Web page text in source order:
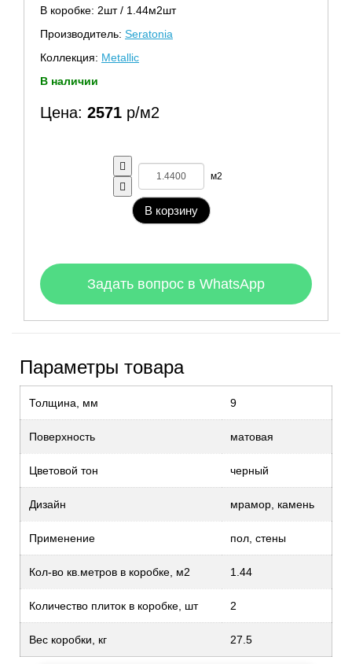
В коробке: 2шт / 1.44м2шт
Производитель: Seratonia
Коллекция: Metallic
В наличии
Цена: 2571 р/м2
м2
В корзину
Задать вопрос в WhatsApp
Параметры товара
Толщина, мм 9
Поверхность матовая
Цветовой тон черный
Дизайн мрамор, камень
Применение пол, стены
Кол-во кв.метров в коробке, м2 1.44
Количество плиток в коробке, шт 2
Вес коробки, кг 27.5